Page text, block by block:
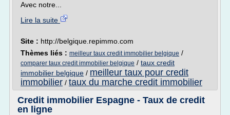
Avec notre...
Lire la suite
Site : http://belgique.repimmo.com
Thèmes liés : meilleur taux credit immobilier belgique /
comparer taux credit immobilier belgique / taux credit
immobilier belgique / meilleur taux pour credit
immobilier / taux du marche credit immobilier
Credit immobilier Espagne - Taux de credit
en ligne